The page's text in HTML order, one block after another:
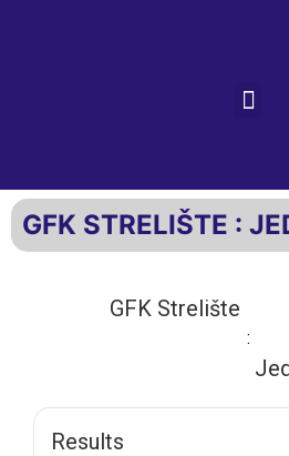
GFK STRELIŠTE :
GFK Strelište
:
Results